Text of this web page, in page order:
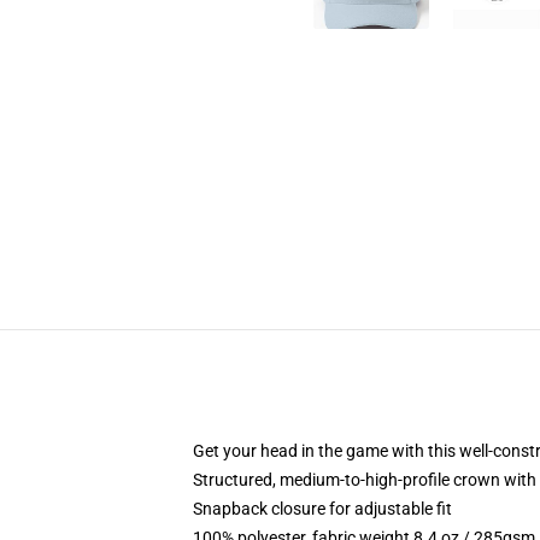
Get your head in the game with this well-
Structured, medium-to-high-profile crown
Snapback closure for adjustable fit